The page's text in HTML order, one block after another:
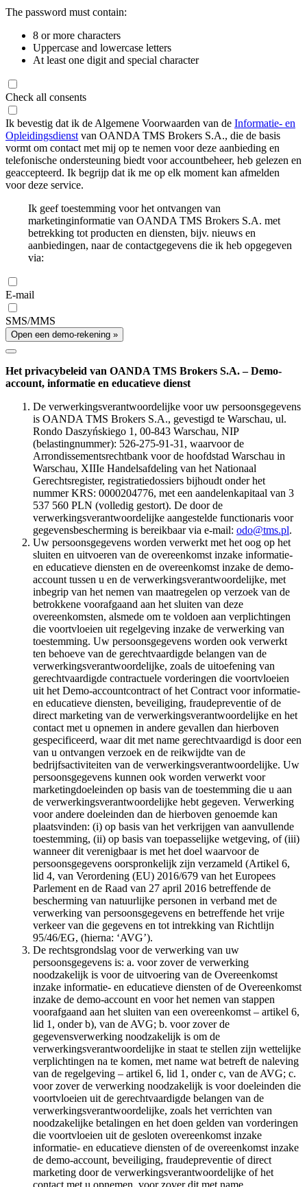
The password must contain:
8 or more characters
Uppercase and lowercase letters
At least one digit and special character
Check all consents
Ik bevestig dat ik de Algemene Voorwaarden van de Informatie- en
Opleidingsdienst van OANDA TMS Brokers S.A., die de basis
vormt om contact met mij op te nemen voor deze aanbieding en
telefonische ondersteuning biedt voor accountbeheer, heb gelezen en
geaccepteerd. Ik begrijp dat ik me op elk moment kan afmelden
voor deze service.
Ik geef toestemming voor het ontvangen van
marketinginformatie van OANDA TMS Brokers S.A. met
betrekking tot producten en diensten, bijv. nieuws en
aanbiedingen, naar de contactgegevens die ik heb opgegeven
via:
E-mail
SMS/MMS
Open een demo-rekening »
Het privacybeleid van OANDA TMS Brokers S.A. – Demo-
account, informatie en educatieve dienst
De verwerkingsverantwoordelijke voor uw persoonsgegevens
is OANDA TMS Brokers S.A., gevestigd te Warschau, ul.
Rondo Daszyńskiego 1, 00-843 Warschau, NIP
(belastingnummer): 526-275-91-31, waarvoor de
Arrondissementsrechtbank voor de hoofdstad Warschau in
Warschau, XIIIe Handelsafdeling van het Nationaal
Gerechtsregister, registratiedossiers bijhoudt onder het
nummer KRS: 0000204776, met een aandelenkapitaal van 3
537 560 PLN (volledig gestort). De door de
verwerkingsverantwoordelijke aangestelde functionaris voor
gegevensbescherming is bereikbaar via e-mail: odo@tms.pl.
Uw persoonsgegevens worden verwerkt met het oog op het
sluiten en uitvoeren van de overeenkomst inzake informatie-
en educatieve diensten en de overeenkomst inzake de demo-
account tussen u en de verwerkingsverantwoordelijke, met
inbegrip van het nemen van maatregelen op verzoek van de
betrokkene voorafgaand aan het sluiten van deze
overeenkomsten, alsmede om te voldoen aan verplichtingen
die voortvloeien uit regelgeving inzake de verwerking van
toestemming. Uw persoonsgegevens worden ook verwerkt
ten behoeve van de gerechtvaardigde belangen van de
verwerkingsverantwoordelijke, zoals de uitoefening van
gerechtvaardigde contractuele vorderingen die voortvloeien
uit het Demo-accountcontract of het Contract voor informatie-
en educatieve diensten, beveiliging, fraudepreventie of de
direct marketing van de verwerkingsverantwoordelijke en het
contact met u opnemen in andere gevallen dan hierboven
gespecificeerd, waar dit met name gerechtvaardigd is door een
van u ontvangen verzoek en de reikwijdte van de
bedrijfsactiviteiten van de verwerkingsverantwoordelijke. Uw
persoonsgegevens kunnen ook worden verwerkt voor
marketingdoeleinden op basis van de toestemming die u aan
de verwerkingsverantwoordelijke hebt gegeven. Verwerking
voor andere doeleinden dan de hierboven genoemde kan
plaatsvinden: (i) op basis van het verkrijgen van aanvullende
toestemming, (ii) op basis van toepasselijke wetgeving, of (iii)
wanneer dit verenigbaar is met het doel waarvoor de
persoonsgegevens oorspronkelijk zijn verzameld (Artikel 6,
lid 4, van Verordening (EU) 2016/679 van het Europees
Parlement en de Raad van 27 april 2016 betreffende de
bescherming van natuurlijke personen in verband met de
verwerking van persoonsgegevens en betreffende het vrije
verkeer van die gegevens en tot intrekking van Richtlijn
95/46/EG, (hierna: ‘AVG’).
De rechtsgrondslag voor de verwerking van uw
persoonsgegevens is: a. voor zover de verwerking
noodzakelijk is voor de uitvoering van de Overeenkomst
inzake informatie- en educatieve diensten of de Overeenkomst
inzake de demo-account en voor het nemen van stappen
voorafgaand aan het sluiten van een overeenkomst – artikel 6,
lid 1, onder b), van de AVG; b. voor zover de
gegevensverwerking noodzakelijk is om de
verwerkingsverantwoordelijke in staat te stellen zijn wettelijke
verplichtingen na te komen, met name wat betreft de naleving
van de regelgeving – artikel 6, lid 1, onder c, van de AVG; c.
voor zover de verwerking noodzakelijk is voor doeleinden die
voortvloeien uit de gerechtvaardigde belangen van de
verwerkingsverantwoordelijke, zoals het verrichten van
noodzakelijke betalingen en het doen gelden van vorderingen
die voortvloeien uit de gesloten overeenkomst inzake
informatie- en educatieve diensten of de overeenkomst inzake
de demo-account, beveiliging, fraudepreventie of direct
marketing door de verwerkingsverantwoordelijke of het
contact met u opnemen, voor zover dit met name